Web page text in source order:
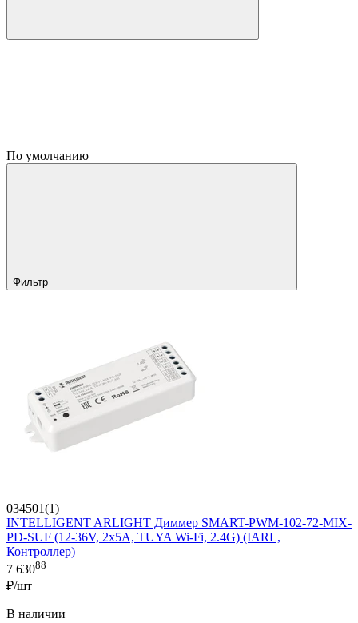
По умолчанию
Фильтр
034501(1)
INTELLIGENT ARLIGHT Диммер SMART-PWM-102-72-MIX-
PD-SUF (12-36V, 2x5A, TUYA Wi-Fi, 2.4G) (IARL,
Контроллер)
7 63088
₽/шт
В наличии